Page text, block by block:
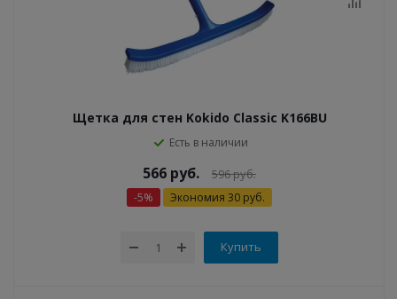
Щетка для стен Kokido Classic K166BU
Есть в наличии
566 руб. 596руб.
-5% Экономия 30 руб.
Купить